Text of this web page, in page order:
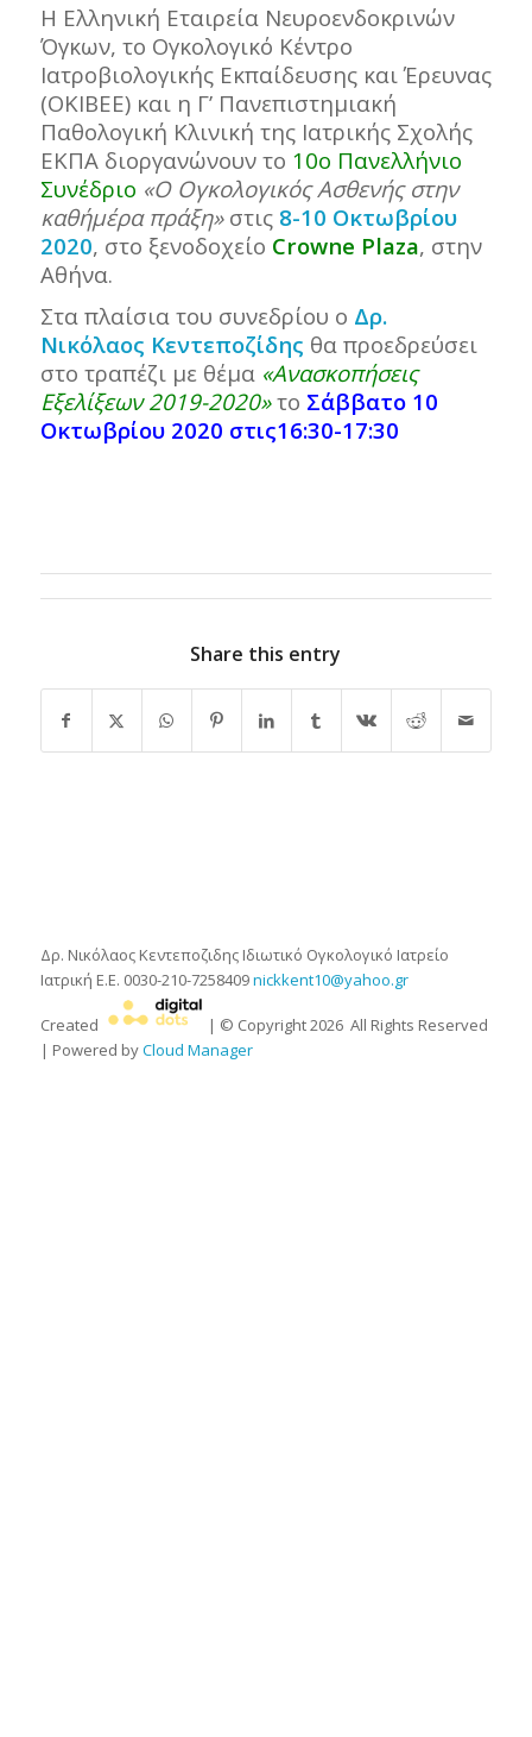
Η Ελληνική Εταιρεία Νευροενδοκρινών
Όγκων, το Ογκολογικό Κέντρο
Ιατροβιολογικής Εκπαίδευσης και Έρευνας
(ΟΚΙΒΕΕ) και η Γ’ Πανεπιστημιακή
Παθολογική Κλινική της Ιατρικής Σχολής
ΕΚΠΑ διοργανώνουν το 10ο Πανελλήνιο
Συνέδριο «Ο Ογκολογικός Ασθενής στην
καθ΄ημέρα πράξη» στις 8-10 Οκτωβρίου
2020, στο ξενοδοχείο Crowne Plaza, στην
Αθήνα.
Στα πλαίσια του συνεδρίου ο Δρ.
Νικόλαος Κεντεποζίδης θα προεδρεύσει
στο τραπέζι με θέμα «Ανασκοπήσεις
Εξελίξεων 2019-2020»το Σάββατο 10
Οκτωβρίου 2020 στις16:30-17:30
Share this entry
Δρ. Νικόλαος Κεντεποζιδης Ιδιωτικό Ογκολογικό Ιατρείο
Ιατρική Ε.Ε. 0030-210-7258409nickkent10@yahoo.gr
Created | © Copyright2026All Rights Reserved
| Powered byCloud Manager